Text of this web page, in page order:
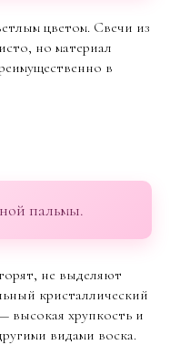
цветом. Свечи из
но материал
в
пальмы.
не выделяют
кристаллический
высокая хрупкость и
видами воска.